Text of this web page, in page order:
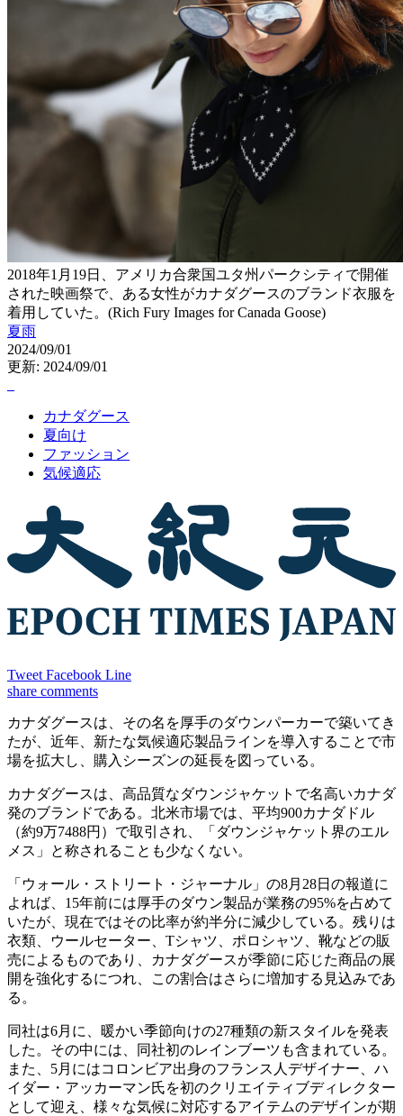
2018年1月19日、アメリカ合衆国ユタ州パークシティで開催
された映画祭で、ある女性がカナダグースのブランド衣服を
着用していた。(Rich Fury Images for Canada Goose)
夏雨
2024/09/01
更新: 2024/09/01
カナダグース
夏向け
ファッション
気候適応
Tweet Facebook Line
share comments
カナダグースは、その名を厚手のダウンパーカーで築いてき
たが、近年、新たな気候適応製品ラインを導入することで市
場を拡大し、購入シーズンの延長を図っている。
カナダグースは、高品質なダウンジャケットで名高いカナダ
発のブランドである。北米市場では、平均900カナダドル
（約9万7488円）で取引され、「ダウンジャケット界のエル
メス」と称されることも少なくない。
「ウォール・ストリート・ジャーナル」の8月28日の報道に
よれば、15年前には厚手のダウン製品が業務の95%を占めて
いたが、現在ではその比率が約半分に減少している。残りは
衣類、ウールセーター、Tシャツ、ポロシャツ、靴などの販
売によるものであり、カナダグースが季節に応じた商品の展
開を強化するにつれ、この割合はさらに増加する見込みであ
る。
同社は6月に、暖かい季節向けの27種類の新スタイルを発表
した。その中には、同社初のレインブーツも含まれている。
また、5月にはコロンビア出身のフランス人デザイナー、ハ
イダー・アッカーマン氏を初のクリエイティブディレクター
として迎え、様々な気候に対応するアイテムのデザインが期